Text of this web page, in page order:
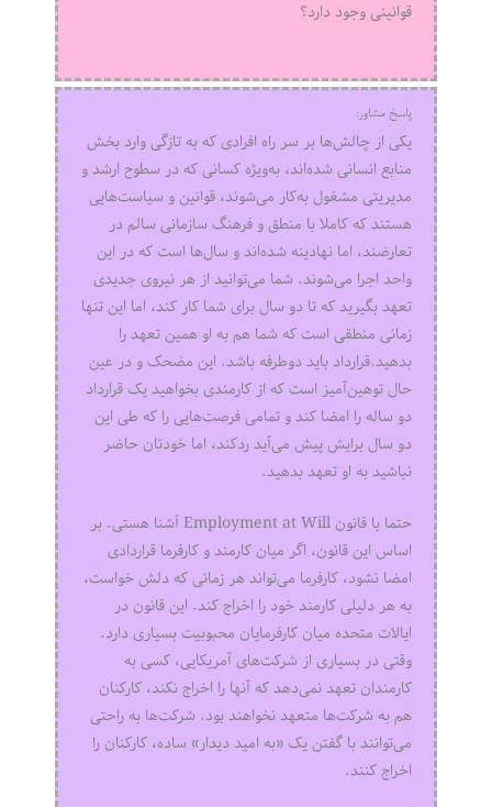
قوانینی وجود دارد؟
پاسخ مشاور:
یکی از چالش‌ها بر سر راه افرادی که به تازگی وارد بخش
منابع انسانی شده‌اند، به‌ویژه کسانی که در سطوح ارشد و
مدیریتی مشغول به‌کار می‌شوند، قوانین و سیاست‌هایی
هستند که کاملا با منطق و فرهنگ سازمانی سالم در
تعارضند، اما نهادینه شده‌اند و سال‌ها است که در این
واحد اجرا می‌شوند. شما می‌توانید از هر نیروی جدیدی
تعهد بگیرید که تا دو سال برای شما کار کند، اما این تنها
زمانی منطقی است که شما هم به او همین تعهد را
بدهید.قرارداد باید دوطرفه باشد. این مضحک و در عین
حال توهین‌آمیز است که از کارمندی بخواهید یک قرارداد
دو ساله را امضا کند و تمامی فرصت‌هایی را که طی این
دو سال برایش پیش می‌آید ردکند، اما خودتان حاضر
نباشید به او تعهد بدهید.
حتما با قانون Employment at Will آشنا هستی. بر
اساس این قانون، اگر میان کارمند و کارفرما قراردادی
امضا نشود، کارفرما می‌تواند هر زمانی که دلش خواست،
به هر دلیلی کارمند خود را اخراج کند. این قانون در
ایالات متحده میان کارفرمایان محبوبیت بسیاری دارد.
وقتی در بسیاری از شرکت‌های آمریکایی، کسی به
کارمندان تعهد نمی‌دهد که آنها را اخراج نکند، کارکنان
هم به شرکت‌ها متعهد نخواهند بود. شرکت‌ها به راحتی
می‌توانند با گفتن یک «به امید دیدار» ساده، کارکنان را
اخراج کنند.